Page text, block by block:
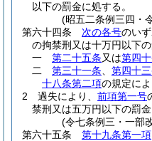
以下の罰金に処する。
(昭五二条例三四・
第六十四条
次の各号のい
の拘禁刑又は十万円以下の
一
第二十五条又は第四
二
第三十一条 第四十
十八条第二項の規定に
2
過失により、 前項第一号
禁刑又は五万円以下の罰金
(令七条例三・一部
第六十五条
第十九条第一項